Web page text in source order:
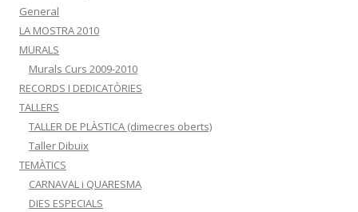
General
LA MOSTRA 2010
MURALS
Murals Curs 2009-2010
RECORDS I DEDICATÒRIES
TALLERS
TALLER DE PLÀSTICA (dimecres oberts)
Taller Dibuix
TEMÀTICS
CARNAVAL i QUARESMA
DIES ESPECIALS